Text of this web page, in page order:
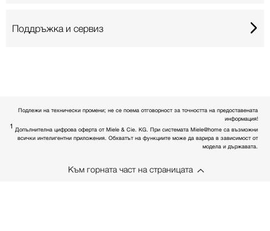
Поддръжка и сервиз
Подлежи на технически промени; не се поема отговорност за точността на предоставената
информация!
1 Допълнителна цифрова оферта от Miele & Cie. KG. При системата Miele@home са възможни
всички интелигентни приложения. Обхватът на функциите може да варира в зависимост от
модела и държавата.
Към горната част на страницата